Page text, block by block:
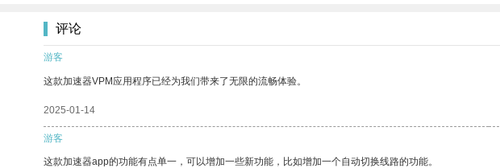
评论
游客
这款加速器VPM应用程序已经为我们带来了无限的流畅体验。
2025-01-14
游客
这款加速器app的功能有点单一，可以增加一些新功能，比如增加一个自动切换线路的功能。